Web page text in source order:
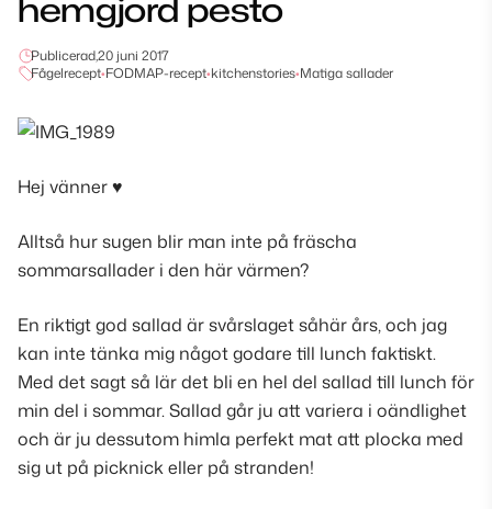
Publicerad,20 juni 2017
Fågelrecept•FODMAP-recept•kitchenstories•Matiga sallader
Hej vänner ♥
Alltså hur sugen blir man inte på fräscha
sommarsallader i den här värmen?
En riktigt god sallad är svårslaget såhär års, och jag
kan inte tänka mig något godare till lunch faktiskt.
Med det sagt så lär det bli en hel del sallad till lunch för
min del i sommar. Sallad går ju att variera i oändlighet
och är ju dessutom himla perfekt mat att plocka med
sig ut på picknick eller på stranden!